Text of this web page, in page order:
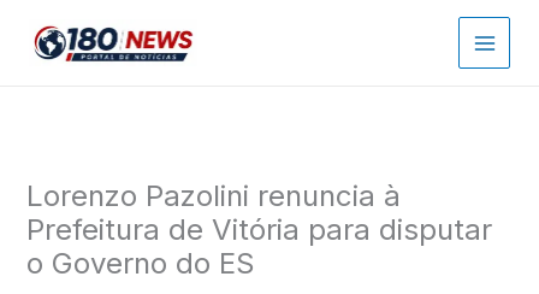
para
Lorenzo Pazolini renuncia à
Prefeitura de Vitória para disputar
o Governo do ES